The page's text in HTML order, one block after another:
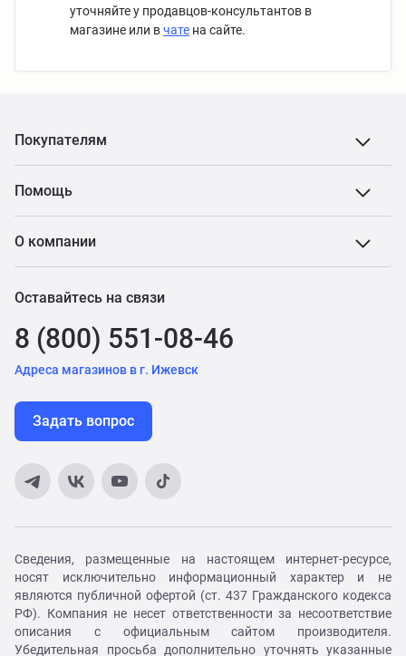
уточняйте у продавцов-консультантов в
магазине или вчате на сайте.
Покупателям
Помощь
О компании
Оставайтесь на связи
8 (800) 551-08-46
Адреса магазинов в г. Ижевск
Задать вопрос
Сведения, размещенные на настоящем интернет-ресурсе,
носят исключительно информационный характер и не
являются публичной офертой (ст. 437 Гражданского кодекса
РФ). Компания не несет ответственности за несоответствие
описания с официальным сайтом производителя.
Убедительная просьба дополнительно уточнять указанные